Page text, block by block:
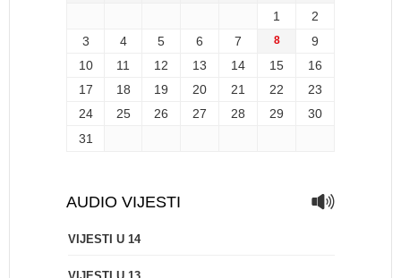
1
2
3
4 5 6 7 8
9
10
11 12 13 14 15
16
17
18 19 20 21 22
23
24
25 26 27 28 29
30
31
AUDIO VIJESTI
VIJESTI U 14